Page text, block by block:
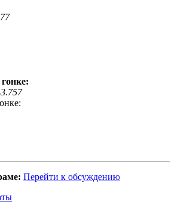
Перейти к обсуждению